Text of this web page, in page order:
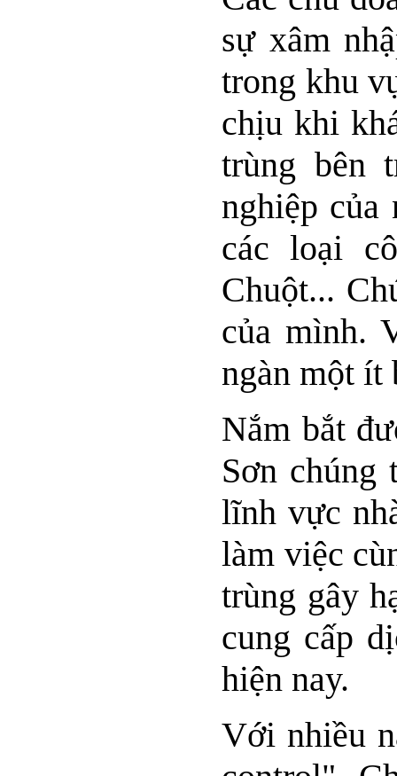
sự xâm
trong khu
chịu khi
trùng bên
nghiệp của
các loại
Chuột...
của mình.
ngàn một ít
Nắm bắt
Sơn chúng
lĩnh vực
làm việc
trùng gây
cung cấp
hiện nay.
Với nhiều